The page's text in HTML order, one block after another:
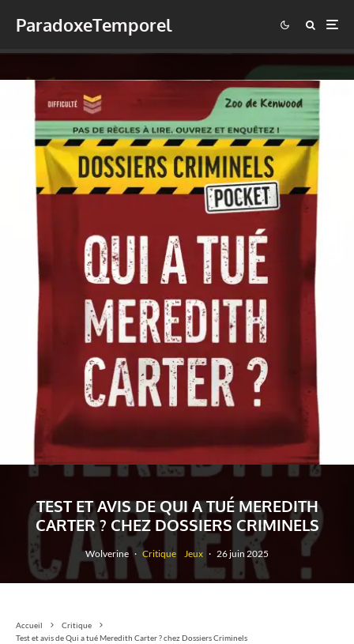
ParadoxeTemporel
TEST ET AVIS DE QUI A TUÉ MEREDITH
CARTER ? CHEZ DOSSIERS CRIMINELS
Wolverine · Critique Jeux · 26 juin 2025
Accueil
Critique
Test et avis de Qui a tué Meredith Carter ? chez Dossiers Criminels